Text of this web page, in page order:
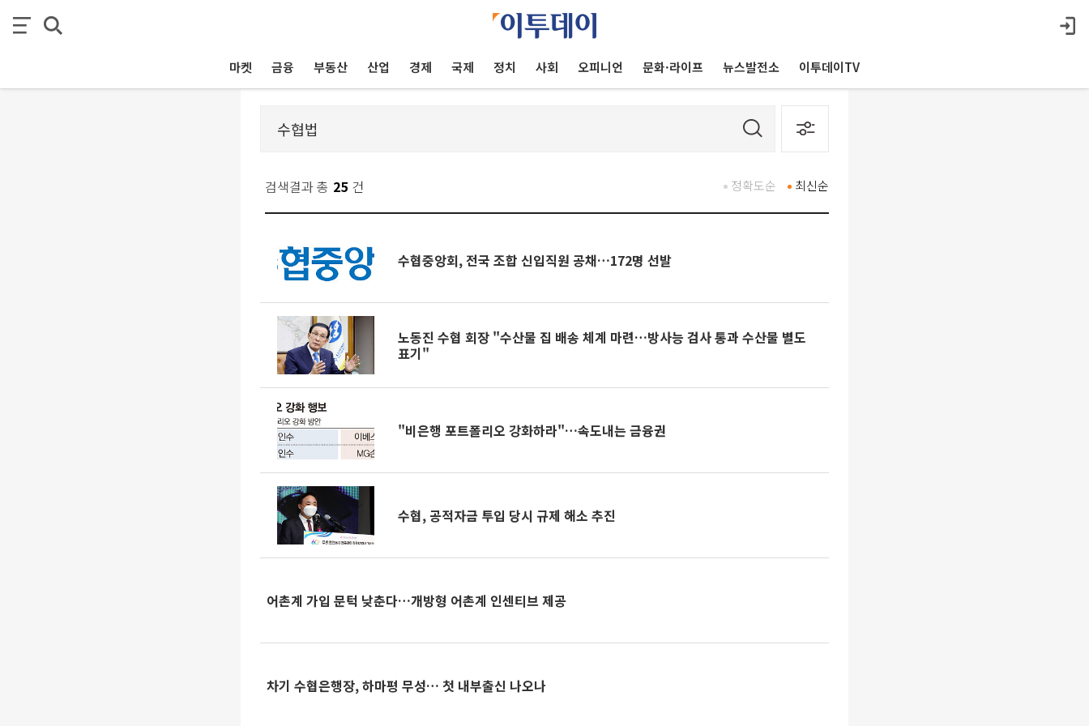
마켓 금융 부동산 산업 경제 국제 정치 사회 오피니언 문화·라이프 뉴스발전소 이투데이TV
검색결과 총 25 건 최신순
정확도순
수협중앙회, 전국 조합 신입직원 공채…172명 선발
노동진 수협 회장 "수산물 집 배송 체계 마련…방사능 검사 통과 수산물 별도
표기"
"비은행 포트폴리오 강화하라"…속도내는 금융권
수협, 공적자금 투입 당시 규제 해소 추진
어촌계 가입 문턱 낮춘다…개방형 어촌계 인센티브 제공
차기 수협은행장, 하마평 무성… 첫 내부출신 나오나